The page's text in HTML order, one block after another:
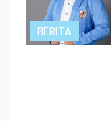
BERITA